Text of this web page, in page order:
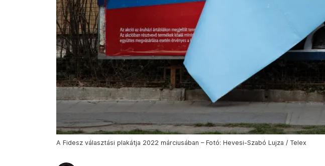
A Fidesz választási plakátja 2022 márciusában – Fotó: Hevesi-Szabó Lujza / Telex